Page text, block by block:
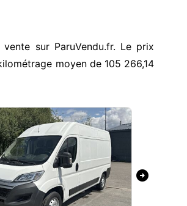
sur ParuVendu.fr. Le prix
moyen de 105 266,14
arrow_circle_right